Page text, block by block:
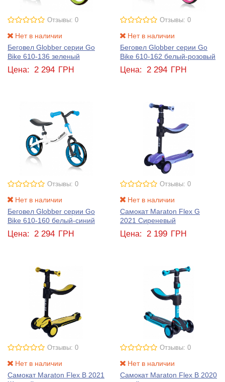
Отзывы: 0
Нет в наличии
Беговел Globber серии Go
Bike 610-136 зеленый
Цена: 2 294 ГРН
Отзывы: 0
Нет в наличии
Беговел Globber серии Go
Bike 610-162 белый-розовый
Цена: 2 294 ГРН
Отзывы: 0
Нет в наличии
Беговел Globber серии Go
Bike 610-160 белый-синий
Цена: 2 294 ГРН
Отзывы: 0
Нет в наличии
Самокат Maraton Flex G
2021 Сиреневый
Цена: 2 199 ГРН
Отзывы: 0
Нет в наличии
Самокат Maraton Flex B 2021
Отзывы: 0
Нет в наличии
Самокат Maraton Flex B 2020